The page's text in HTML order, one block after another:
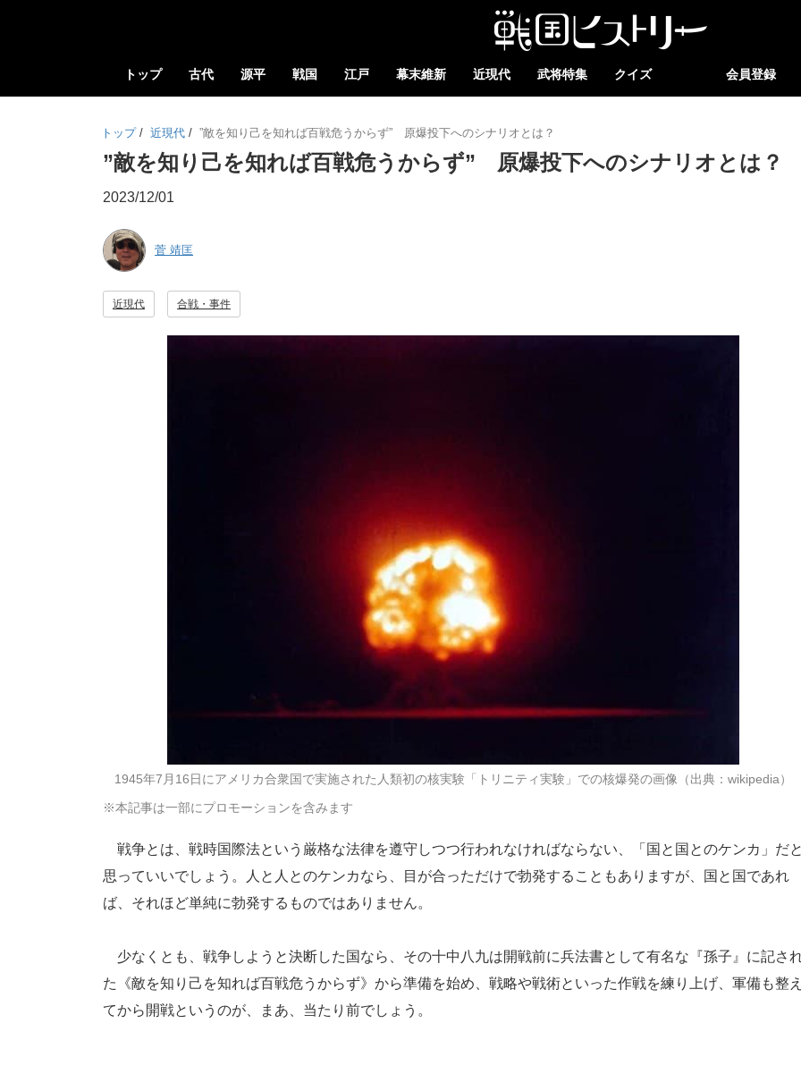
トップ 古代 源平 戦国 江戸 幕末維新 近現代 武将特集 クイズ 会員登録
トップ / 近現代 / ”敵を知り己を知れば百戦危うからず” 原爆投下へのシナリオとは？
”敵を知り己を知れば百戦危うからず” 原爆投下へのシナリオとは？
2023/12/01
菅 靖匡
近現代 合戦・事件
1945年7月16日にアメリカ合衆国で実施された人類初の核実験「トリニティ実験」での核爆発の画像（出典：wikipedia）
※本記事は一部にプロモーションを含みます
戦争とは、戦時国際法という厳格な法律を遵守しつつ行われなければならない、「国と国とのケンカ」だと
思っていいでしょう。人と人とのケンカなら、目が合っただけで勃発することもありますが、国と国であれ
ば、それほど単純に勃発するものではありません。
少なくとも、戦争しようと決断した国なら、その十中八九は開戦前に兵法書として有名な『孫子』に記さ
た《敵を知り己を知れば百戦危うからず》から準備を始め、戦略や戦術といった作戦を練り上げ、軍備も整え
てから開戦というのが、まあ、当たり前でしょう。